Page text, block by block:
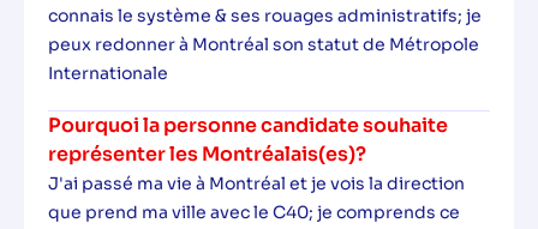
connais le système & ses rouages administratifs; je
peux redonner à Montréal son statut de Métropole
Internationale
Pourquoi la personne candidate souhaite
représenter les Montréalais(es)?
J'ai passé ma vie à Montréal et je vois la direction
que prend ma ville avec le C40; je comprends ce